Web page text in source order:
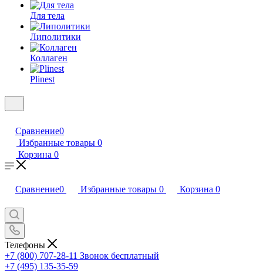
Для тела
Липолитики
Коллаген
Plinest
Сравнение0
Избранные товары 0
Корзина 0
Сравнение0 Избранные товары 0 Корзина 0
Телефоны
+7 (800) 707-28-11 Звонок бесплатный
+7 (495) 135-35-59